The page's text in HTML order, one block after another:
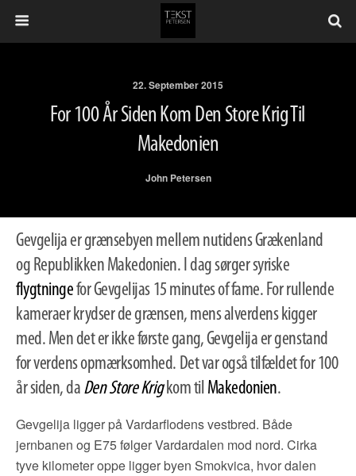
22. September 2015
For 100 År Siden Kom Den Store Krig Til
Makedonien
John Petersen
Gevgelija er grænsebyen mellem nutidens Grækenland
og Republikken Makedonien. I dag sørger syriske
flygtningefor Gevgelijas 15 minutes of fame. For rullende
kameraer krydser de grænsen, mens alverdens kigger
med. Men det er ikke første gang, Gevgelija er genstand
for verdens opmærksomhed. Det var også tilfældet for 100
år siden, da Den Store Krigkom til Makedonien.
Gevgelija ligger på Vardarflodens vestbred. Både
jernbanen og E75 følger Vardardalen mod nord. Cirka
tyve kilometer oppe ligger byen Smokvica, hvor dalen